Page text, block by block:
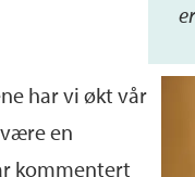
har vi økt vår
en
kommentert